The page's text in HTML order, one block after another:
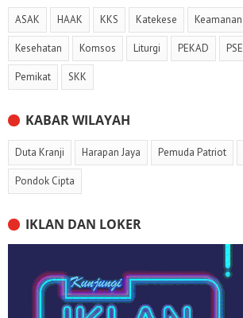
ASAK HAAK KKS Katekese Keamanan
Kesehatan Komsos Liturgi PEKAD PSE
Pemikat SKK
KABAR WILAYAH
Duta Kranji Harapan Jaya Pemuda Patriot
Pondok Cipta
IKLAN DAN LOKER